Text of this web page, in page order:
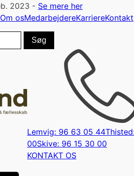
2023 - Se mere her
Om osMedarbejdereKarriereKontakt
Lemvig: 96 63 05 44
00Skive: 96 15 30 00
KONTAKT OS